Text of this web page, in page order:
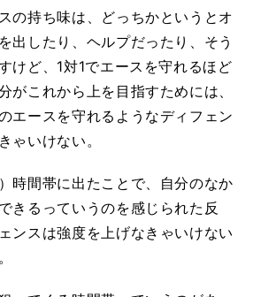
の持ち味は、どっちかというとオ
出したり、ヘルプだったり、そう
けど、1対1でエースを守れるほど
がこれから上を目指すためには、
エースを守れるようなディフェン
ゃいけない。
時間帯に出たことで、自分のなか
きるっていうのを感じられた反
ンスは強度を上げなきゃいけない